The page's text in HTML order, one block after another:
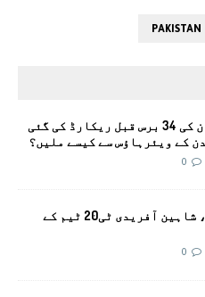
PAKISTAN
نصرت فتح علی خان کی 34 برس قبل ریکارڈ کی گئی
کے ویئرہاؤس سے کیسے ملیں؟
0
شان مسعود ٹیسٹ، شاہین آفریدی ٹی20 ٹیم کے
0